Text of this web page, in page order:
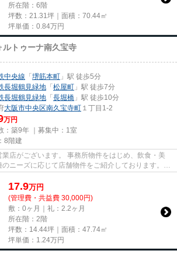
所在階：6階
坪数：21.31坪｜面積：70.44㎡
坪単価： 0.84万円
ルトゥーナ南久宝寺
中央線 「堺筋本町 」駅 徒歩5分
長堀鶴見緑地 「松屋町 」駅 徒歩7分
長堀鶴見緑地 「長堀橋 」駅 徒歩10分
大阪市中央区南久宝寺町 １丁目1-2
万円
：築9年 ｜募集中： 1室
8階建
店がございます。 事務所物件をはじめ、飲食・美
ニーズに応じて店舗物件をご紹介しております。
一切...
17.9万円
(管理費・共益費 30,000円)
敷：0ヶ月｜礼：2.2ヶ月
所在階：2階
坪数：14.44坪｜面積：47.74㎡
坪単価： 1.24万円